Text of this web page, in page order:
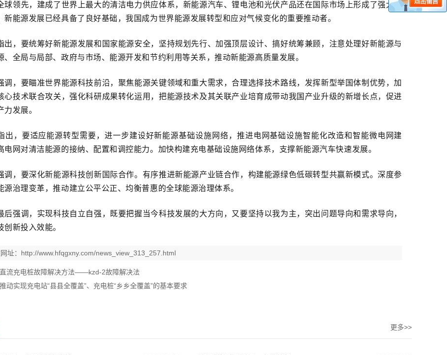
球领先，建成了世界上最大的清洁电力供应体系，新能源汽车、锂电池和光伏产品还在国际市场上形成了强大的
新能源发展已经具备了良好基础，我国成为世界能源发展转型和应对气候变化的重要推动者。
出，要统筹好新能源发展和国家能源安全，坚持规划先行、加强顶层设计、搞好统筹兼顾，注意处理好新能源与
、全局与局部、政府与市场、能源开发和节约利用等关系，推动新能源高质量发展。
调，要瞄准世界能源科技前沿，聚焦能源关键领域和重大需求，合理选择技术路线，发挥新型举国体制优势，加
心技术联合攻关，强化科研成果转化运用，把能源技术及其关联产业培育成带动我国产业升级的新增长点，促进
力发展。
出，要适应能源转型需要，进一步建设好新能源基础设施网络，推进电网基础设施智能化改造和智能微电网建
电网对清洁能源的接纳、配置和调控能力。加快构建充电基础设施网络体系，支撑新能源汽车快速发展。
调，要深化新能源科技创新国际合作。有序推进新能源产业链合作，构建能源绿色低碳转型共赢新模式。深度参
源治理变革，推动建立公平公正、均衡普惠的全球能源治理体系。
后强调，实现科技自立自强，既要把握当今科技发展的大方向，又要坚持以我为主，突出问题导向和需求导向，
创新投入效能。
址： http://www.hfqgxny.com/news_view_313_257.html
直流充电桩故障解决方法——kzd-2故障解决法
推动实现充电站“县县全覆盖”、充电桩“乡乡全覆盖”的基本要求
更多>>